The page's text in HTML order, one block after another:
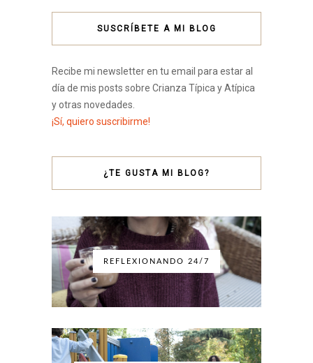
SUSCRÍBETE A MI BLOG
Recibe mi newsletter en tu email para estar al
día de mis posts sobre Crianza Típica y Atípica
y otras novedades.
¡Sí, quiero suscribirme!
¿TE GUSTA MI BLOG?
REFLEXIONANDO 24/7